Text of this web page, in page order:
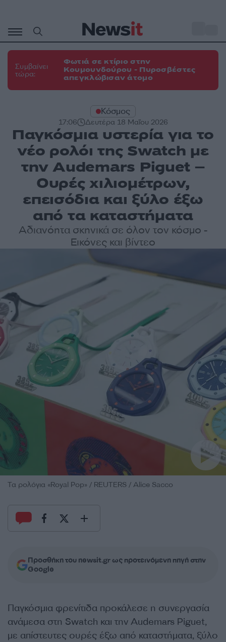
περιεχόμενο
Συμβαίνει
τώρα:
Φωτιά σε κτίριο στην
Κουμουνδούρου - Πυροσβέστες
απεγκλώβισαν άτομο
Κόσμος
17:06 Δευτέρα 18 Μαΐου 2026
Παγκόσμια υστερία για το
νέο ρολόι της Swatch με
την Audemars Piguet –
Ουρές χιλιομέτρων,
επεισόδια και ξύλο έξω
από τα καταστήματα
Αδιανόητα σκηνικά σε όλον τον κόσμο -
Εικόνες και βίντεο
Τα ρολόγια «Royal Pop» / REUTERS / Alice Sacco
Προσθήκη του newsit.gr ως προτεινόμενη πηγή στην
Google
Παγκόσμια φρενίτιδα προκάλεσε η συνεργασία
ανάμεσα στη Swatch και την Audemars Piguet,
με απίστευτες ουρές έξω από καταστήματα, ξύλο